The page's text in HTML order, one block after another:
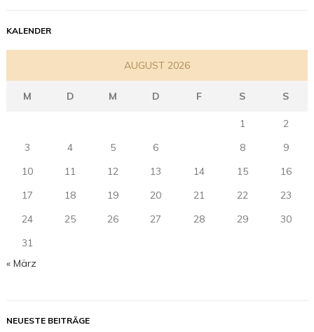
KALENDER
AUGUST 2026
M D M D F S S
1
2
3
4 5 6 8
9
10
11 12 13 14 15
16
17
18 19 20 21 22
23
24
25 26 27 28 29
30
31
« März
NEUESTE BEITRÄGE